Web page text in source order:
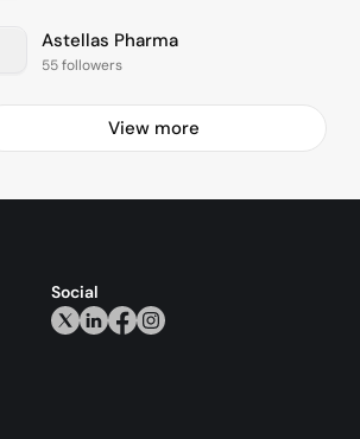
Astellas Pharma
55 followers
View more
Social